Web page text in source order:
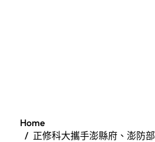
Home
正修科大攜手澎縣府、澎防